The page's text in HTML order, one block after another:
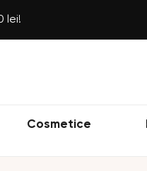
lei!
Cosmetice